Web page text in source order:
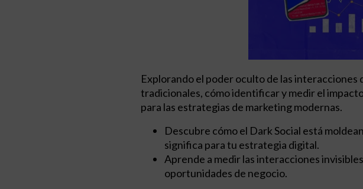
Explorando el poder oculto de las interacciones
tradicionales, cómo identificar y medir el
para las estrategias de marketing modernas.
Descubre cómo el Dark Social está
significa para tu estrategia digital.
Aprende a medir las interacciones
oportunidades de negocio.